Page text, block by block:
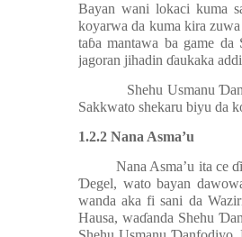
Bayan wani lokaci kuma
koyarwa da kuma kira
taɓa mantawa ba game
jagoran jihadin ɗaukaka
Shehu Usmanu Ɗ
Sakkwato shekaru biyu da
1.2.2 Nana Asma’u
Nana Asma’u ita ceɗ
Ɗegel, wato bayan
wanda aka fi sani da
Hausa, waɗanda Shehu Ɗ